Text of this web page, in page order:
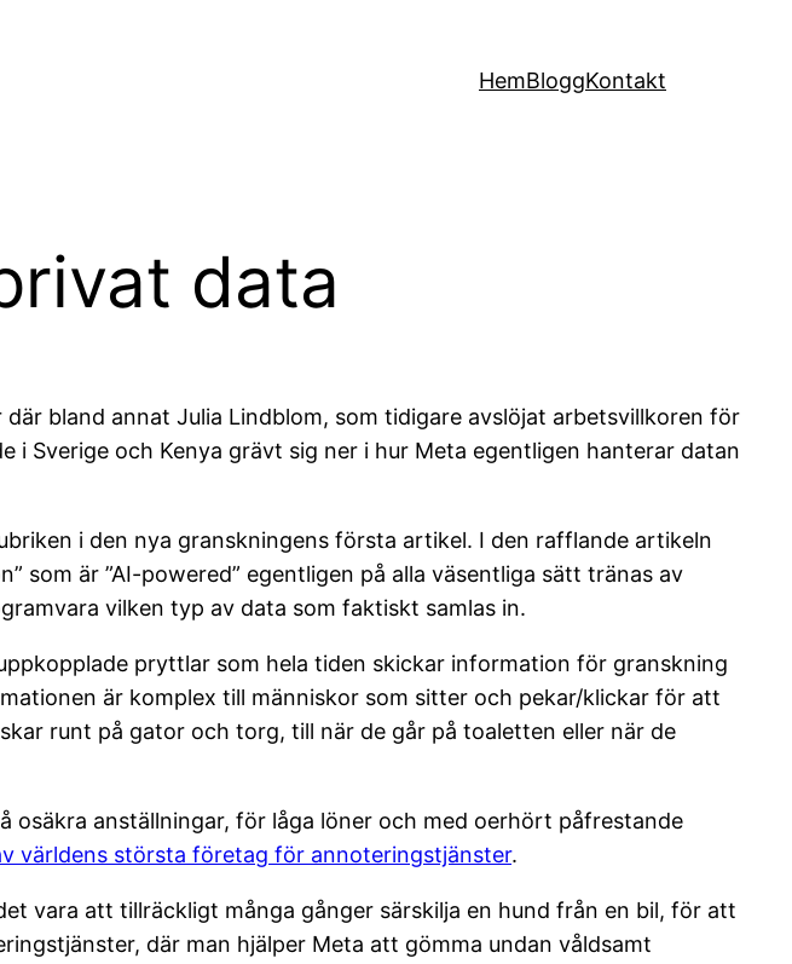
HemBloggKontakt
data
bland annat Julia Lindblom, som tidigare avslöjat arbetsvillkoren för
i Sverige och Kenya grävt sig ner i hur Meta egentligen hanterar datan
i den nya granskningens första artikel. I den rafflande artikeln
som är ”AI-powered” egentligen på alla väsentliga sätt tränas av
vilken typ av data som faktiskt samlas in.
pryttlar som hela tiden skickar information för granskning
är komplex till människor som sitter och pekar/klickar för att
runt på gator och torg, till när de går på toaletten eller när de
anställningar, för låga löner och med oerhört påfrestande
världens största företag för annoteringstjänster.
vara att tillräckligt många gånger särskilja en hund från en bil, för att
där man hjälper Meta att gömma undan våldsamt